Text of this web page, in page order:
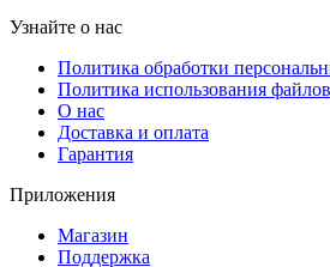
Узнайте о нас
Политика обработки
Политика использования
О нас
Доставка и оплата
Гарантия
Приложения
Магазин
Поддержка